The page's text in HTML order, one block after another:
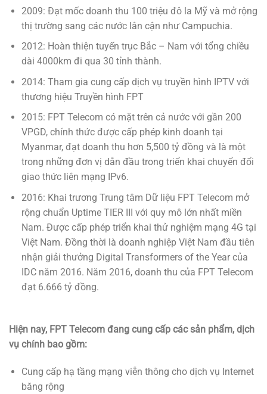
2009: Đạt mốc doanh thu 100 triệu đô la Mỹ và mở rộng
thị trường sang các nước lân cận như Campuchia.
2012: Hoàn thiện tuyến trục Bắc – Nam với tổng chiều
dài 4000km đi qua 30 tỉnh thành.
2014: Tham gia cung cấp dịch vụ truyền hình IPTV với
thương hiệu Truyền hình FPT
2015: FPT Telecom có mặt trên cả nước với gần 200
VPGD, chính thức được cấp phép kinh doanh tại
Myanmar, đạt doanh thu hơn 5,500 tỷ đồng và là một
trong những đơn vị dẫn đầu trong triển khai chuyển đổi
giao thức liên mạng IPv6.
2016: Khai trương Trung tâm Dữ liệu FPT Telecom mở
rộng chuẩn Uptime TIER III với quy mô lớn nhất miền
Nam. Được cấp phép triển khai thử nghiệm mạng 4G tại
Việt Nam. Đồng thời là doanh nghiệp Việt Nam đầu tiên
nhận giải thưởng Digital Transformers of the Year của
IDC năm 2016. Năm 2016, doanh thu của FPT Telecom
đạt 6.666 tỷ đồng.
Hiện nay, FPT Telecom đang cung cấp các sản phẩm, dịch
vụ chính bao gồm:
Cung cấp hạ tầng mạng viễn thông cho dịch vụ Internet
băng rộng